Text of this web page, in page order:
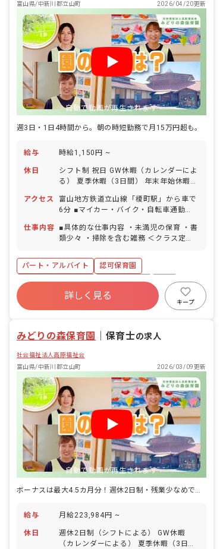
富山県/中新川郡立山町
2026/04/20更新
自動で動画が再生されます
週3日・1日4時間から。朝の時短勤務で月15万円超も。
給与 時給1,150円 ~
休日
シフト制 祝日 GW休暇（カレンダーによ
る） 夏季休暇（3日間） 年末年始休暇
／取得率100％／半日単位での取得可／
5日以上の連休可） 慶弔休暇 産前産後・
育児休暇（取得率・復帰率ともに
100％） 介護・看護休暇
アクセス
富山地方鉄道立山線「榎町駅」から車で
6分 ■マイカー・バイク・自転車通勤
きな川が流れており、周囲を畑に囲まれ
ているので気軽に自然と触れ合うことが
仕事内容
■具体的な仕事内容 ・未満児の保育 ・書
類少々 ・掃除を含む雑務 ＜クラス定員
ラス 12名／職員3名 2歳児クラス 27
名／職員6名 3歳児クラス 25名／職員2
名 4歳児クラス 25名／職員2名 5歳児
クラス 24名／職員2名 ■教育・保育理
念 高原福祉会は、入所する児童の最善の
利益を考慮し、その幸せの増進と、地域
「生きる喜び」を感じられることを目指
ぬくもりの教育・保育で心豊かに・・・
パート・アルバイト
認可保育園
ボーナス・賞与あり
社会保険完備
昇給昇進あり
産休育休制度
詳しく見る
キープ
みどりの森保育園 保育士の求人
社会福祉法人高原福祉会
富山県/中新川郡立山町
2026/03/09更新
自動で動画が再生されます
ボーナスは最大4.5カ月分！週休2日制・残業少なめで公私ともに充実
給与 月給223,984円 ~
休日
週休2日制（シフトによる） GW休暇
（カレンダーによる） 夏季休暇（3日